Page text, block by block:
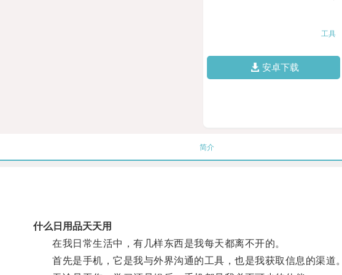
工具
安卓下载
简介
什么日用品天天用
在我日常生活中，有几样东西是我每天都离不开的。
首先是手机，它是我与外界沟通的工具，也是我获取信息的渠道。